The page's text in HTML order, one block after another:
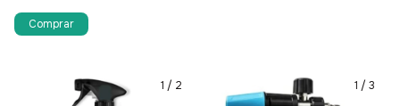
1 / 2 1 / 3